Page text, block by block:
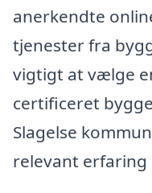
anerkendte
tjenester fra
vigtigt at vælge
certificeret
Slagelse
relevant